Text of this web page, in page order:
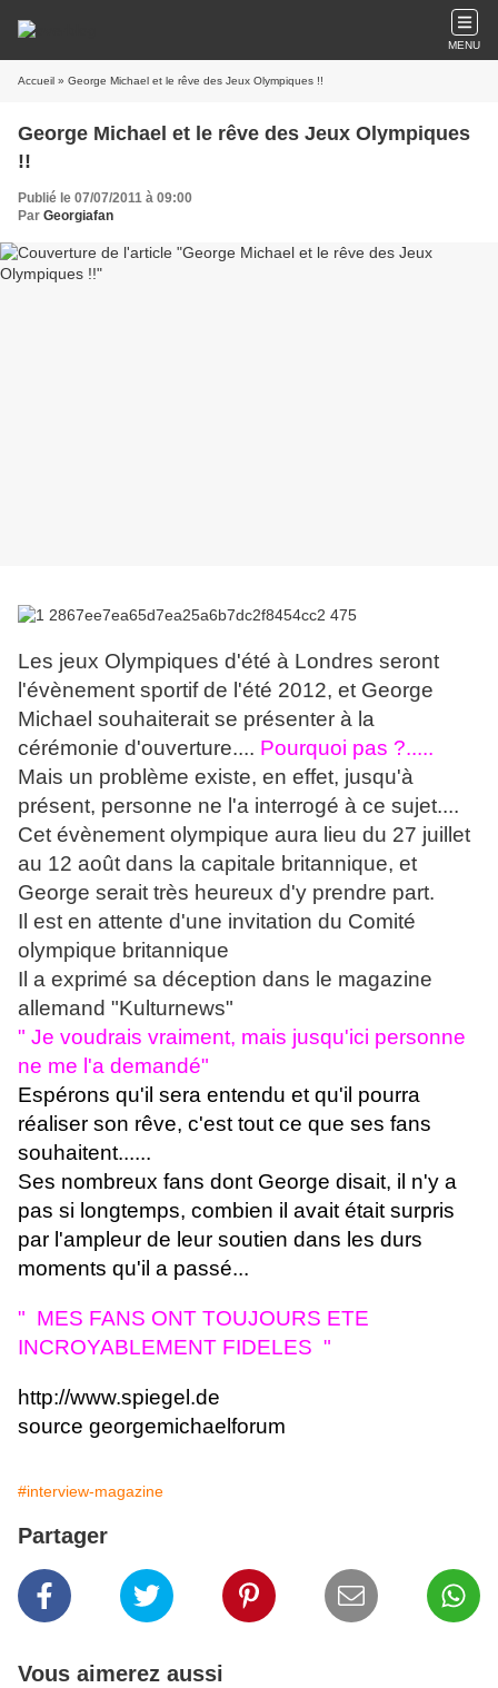
MENU
Accueil » George Michael et le rêve des Jeux Olympiques !!
George Michael et le rêve des Jeux Olympiques
!!
Publié le 07/07/2011 à 09:00
Par Georgiafan
Les jeux Olympiques d'été à Londres seront
l'évènement sportif de l'été 2012, et George
Michael souhaiterait se présenter à la
cérémonie d'ouverture.... Pourquoi pas ?.....
Mais un problème existe, en effet, jusqu'à
présent, personne ne l'a interrogé à ce sujet....
Cet évènement olympique aura lieu du 27 juillet
au 12 août dans la capitale britannique, et
George serait très heureux d'y prendre part.
Il est en attente d'une invitation du Comité
olympique britannique
Il a exprimé sa déception dans le magazine
allemand "Kulturnews"
" Je voudrais vraiment, mais jusqu'ici personne
ne me l'a demandé"
Espérons qu'il sera entendu et qu'il pourra
réaliser son rêve, c'est tout ce que ses fans
souhaitent......
Ses nombreux fans dont George disait, il n'y a
pas si longtemps, combien il avait était surpris
par l'ampleur de leur soutien dans les durs
moments qu'il a passé...
" MES FANS ONT TOUJOURS ETE
INCROYABLEMENT FIDELES "
http://www.spiegel.de
source georgemichaelforum
#interview-magazine
Partager
Vous aimerez aussi